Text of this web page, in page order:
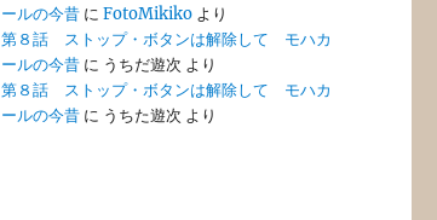
ールの今昔 にFotoMikiko より
第８話 ストップ・ボタンは解除して モハカ
ールの今昔 に うちだ遊次 より
第８話 ストップ・ボタンは解除して モハカ
ールの今昔 に うちた遊次 より